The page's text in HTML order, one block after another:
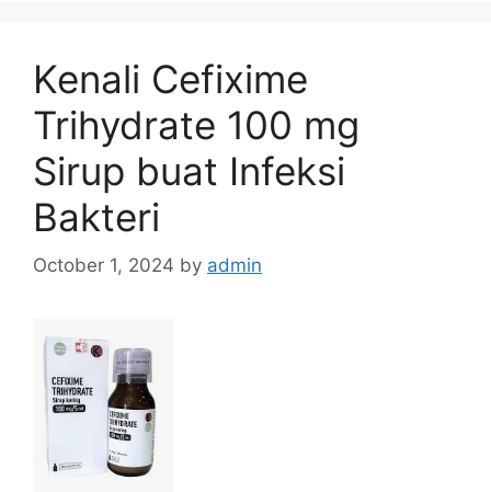
Kenali Cefixime
Trihydrate 100 mg
Sirup buat Infeksi
Bakteri
October 1, 2024 by admin